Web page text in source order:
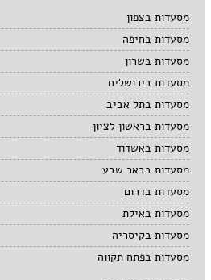
מרקים
מתוקים
סיני
סנדוויץ' בר
פאב
מסעדות בצפון
מסעדות בחיפה
מסעדות בשרון
מסעדות בירושלים
מסעדות בתל אביב
מסעדות בראשון לציון
מסעדות באשדוד
מסעדות בבאר שבע
מסעדות בדרום
מסעדות באילת
מסעדות בקיסריה
מסעדות בפתח תקווה